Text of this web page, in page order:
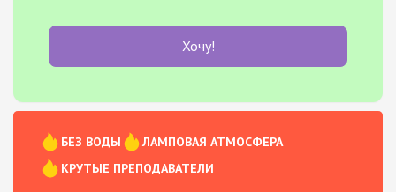
Хочу!
БЕЗ ВОДЫ
ЛАМПОВАЯ АТМОСФЕРА
КРУТЫЕ ПРЕПОДАВАТЕЛИ